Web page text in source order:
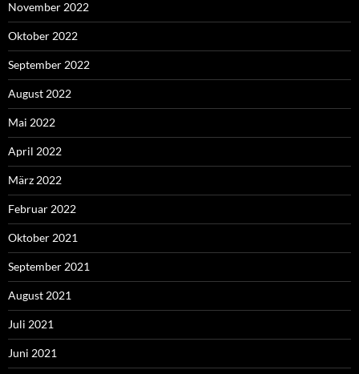
November 2022
Oktober 2022
September 2022
August 2022
Mai 2022
April 2022
März 2022
Februar 2022
Oktober 2021
September 2021
August 2021
Juli 2021
Juni 2021